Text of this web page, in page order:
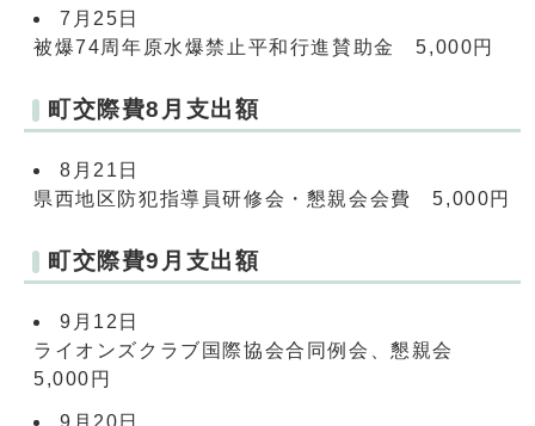
7月25日
被爆74周年原水爆禁止平和行進賛助金 5,000円
町交際費8月支出額
8月21日
県西地区防犯指導員研修会・懇親会会費 5,000円
町交際費9月支出額
9月12日
ライオンズクラブ国際協会合同例会、懇親会
5,000円